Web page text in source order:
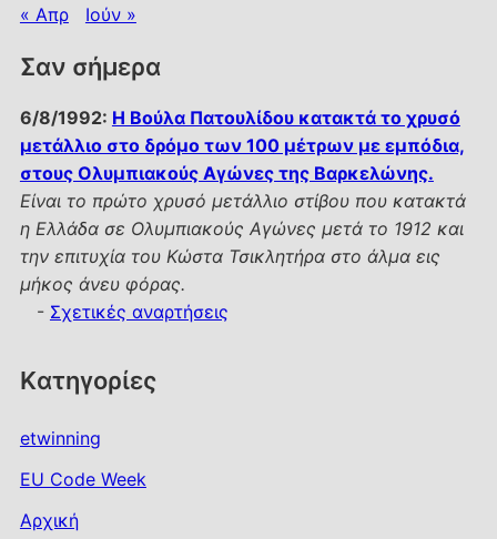
« Απρ Ιούν »
Σαν σήμερα
6/8/1992: Η Βούλα Πατουλίδου κατακτά το χρυσό
μετάλλιο στο δρόμο των 100 μέτρων με εμπόδια,
στους Ολυμπιακούς Αγώνες της Βαρκελώνης.
Είναι το πρώτο χρυσό μετάλλιο στίβου που κατακτά
η Ελλάδα σε Ολυμπιακούς Αγώνες μετά το 1912 και
την επιτυχία του Κώστα Τσικλητήρα στο άλμα εις
μήκος άνευ φόρας.
- Σχετικές αναρτήσεις
Kατηγορίες
etwinning
EU Code Week
Αρχική